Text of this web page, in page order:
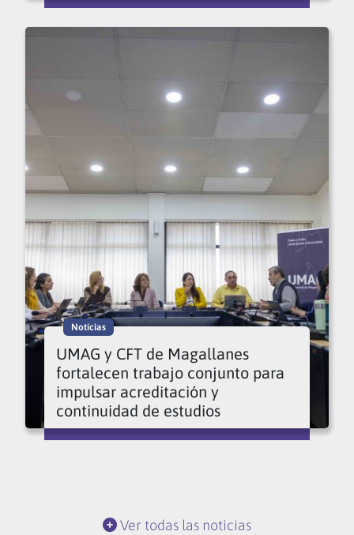
Noticias
UMAG y CFT de Magallanes
fortalecen trabajo conjunto para
impulsar acreditación y
continuidad de estudios
Ver todas las noticias